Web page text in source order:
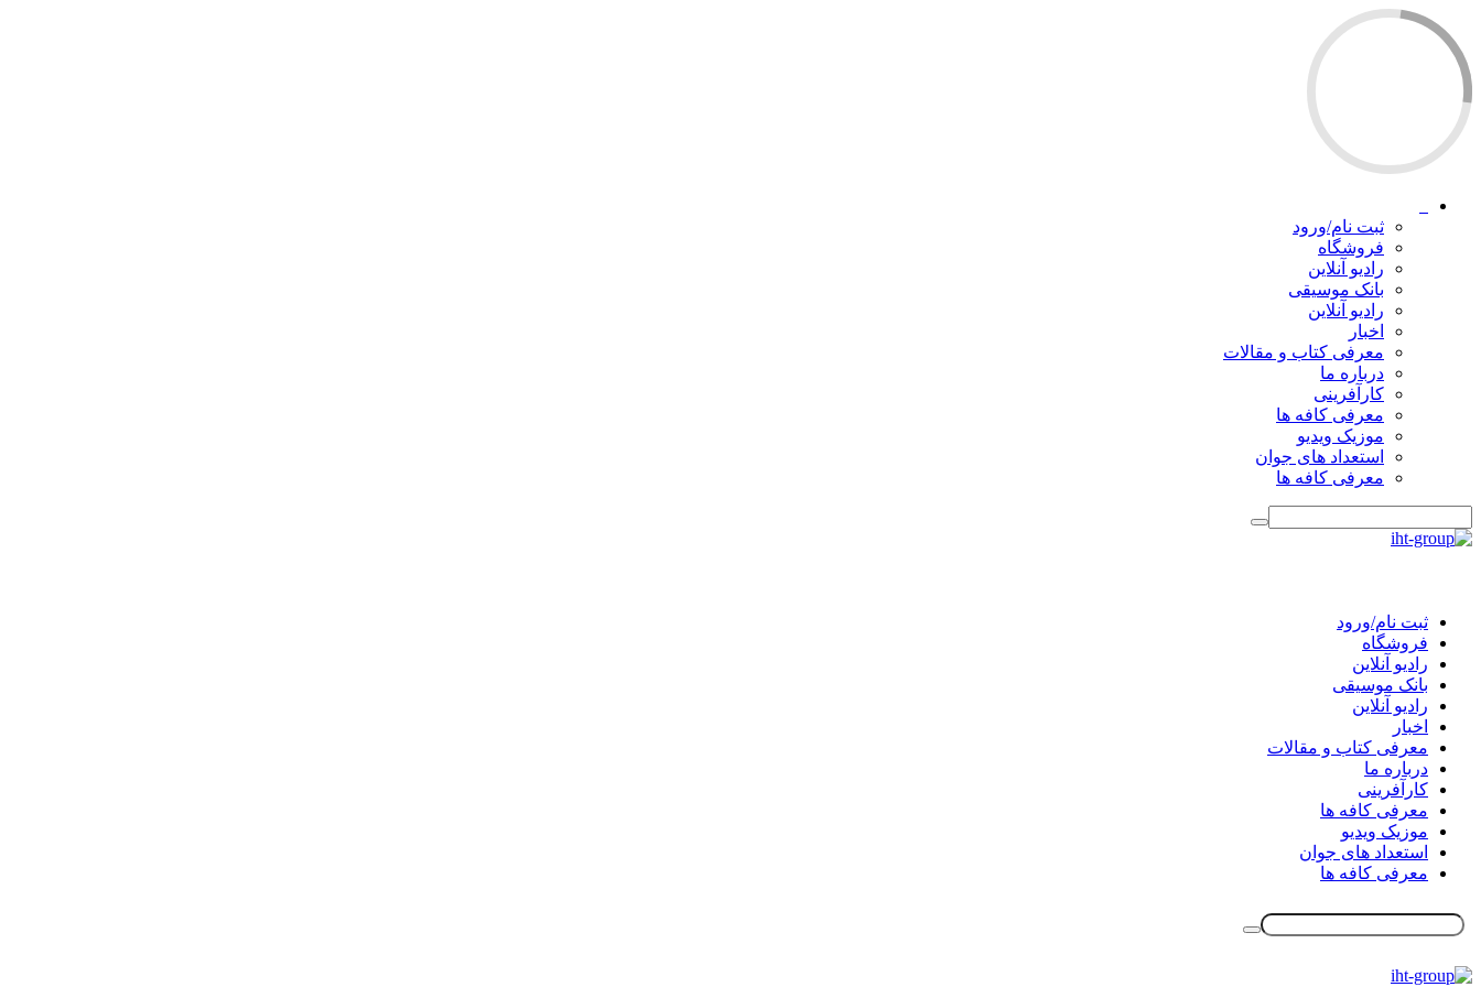
ثبت نام/ورود
فروشگاه
رادیو آنلاین
بانک موسیقی
رادیو آنلاین
اخبار
معرفی کتاب و مقالات
درباره ما
کارآفرینی
معرفی کافه ها
موزیک ویدیو
استعداد های جوان
معرفی کافه ها
ثبت نام/ورود
فروشگاه
رادیو آنلاین
بانک موسیقی
رادیو آنلاین
اخبار
معرفی کتاب و مقالات
درباره ما
کارآفرینی
معرفی کافه ها
موزیک ویدیو
استعداد های جوان
معرفی کافه ها